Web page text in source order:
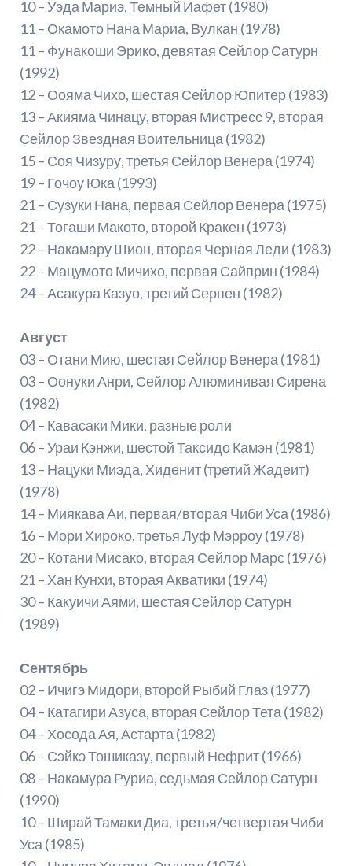
10 – Уэда Мариэ, Темный Иафет (1980)
11 – Окамото Нана Мариа, Вулкан (1978)
11 – Фунакоши Эрико, девятая Сейлор Сатурн
(1992)
12 – Оояма Чихо, шестая Сейлор Юпитер (1983)
13 – Акияма Чинацу, вторая Мистресс 9, вторая
Сейлор Звездная Воительница (1982)
15 – Соя Чизуру, третья Сейлор Венера (1974)
19 – Гочоу Юка (1993)
21 – Сузуки Нана, первая Сейлор Венера (1975)
21 – Тогаши Макото, второй Кракен (1973)
22 – Накамару Шион, вторая Черная Леди (1983)
22 – Мацумото Мичихо, первая Сайприн (1984)
24 – Асакура Казуо, третий Серпен (1982)
Август
03 – Отани Мию, шестая Сейлор Венера (1981)
03 – Оонуки Анри, Сейлор Алюминивая Сирена
(1982)
04 – Кавасаки Мики, разные роли
06 – Ураи Кэнжи, шестой Таксидо Камэн (1981)
13 – Нацуки Миэда, Хиденит (третий Жадеит)
(1978)
14 – Миякава Аи, первая/вторая Чиби Уса (1986)
16 – Мори Хироко, третья Луф Мэрроу (1978)
20 – Котани Мисако, вторая Сейлор Марс (1976)
21 – Хан Кунхи, вторая Акватики (1974)
30 – Какуичи Аями, шестая Сейлор Сатурн
(1989)
Сентябрь
02 – Ичигэ Мидори, второй Рыбий Глаз (1977)
04 – Катагири Азуса, вторая Сейлор Тета (1982)
04 – Хосода Ая, Астарта (1982)
06 – Сэйкэ Тошиказу, первый Нефрит (1966)
08 – Накамура Руриа, седьмая Сейлор Сатурн
(1990)
10 – Ширай Тамаки Диа, третья/четвертая Чиби
Уса (1985)